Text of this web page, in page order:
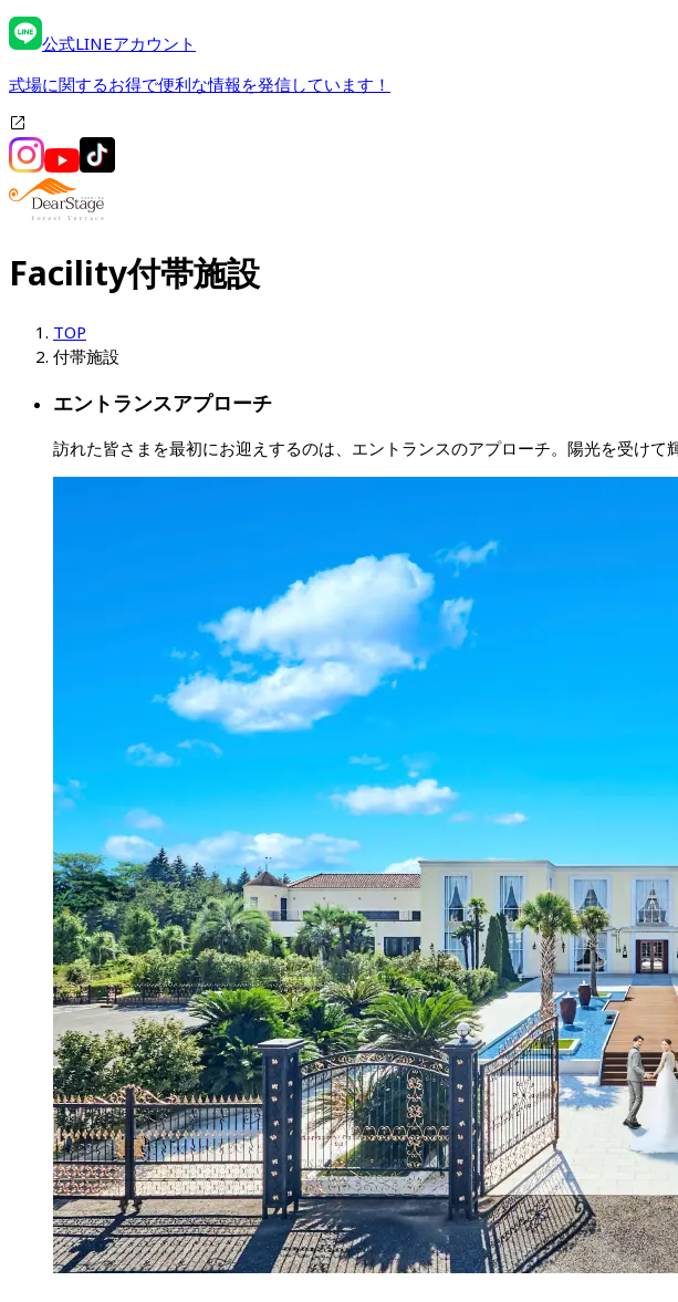
公式LINEアカウント
式場に関するお得で便利な情報を発信しています！
Facility付帯施設
TOP
付帯施設
エントランスアプローチ
訪れた皆さまを最初にお迎えするのは、エントランスのアプローチ。陽光を受け